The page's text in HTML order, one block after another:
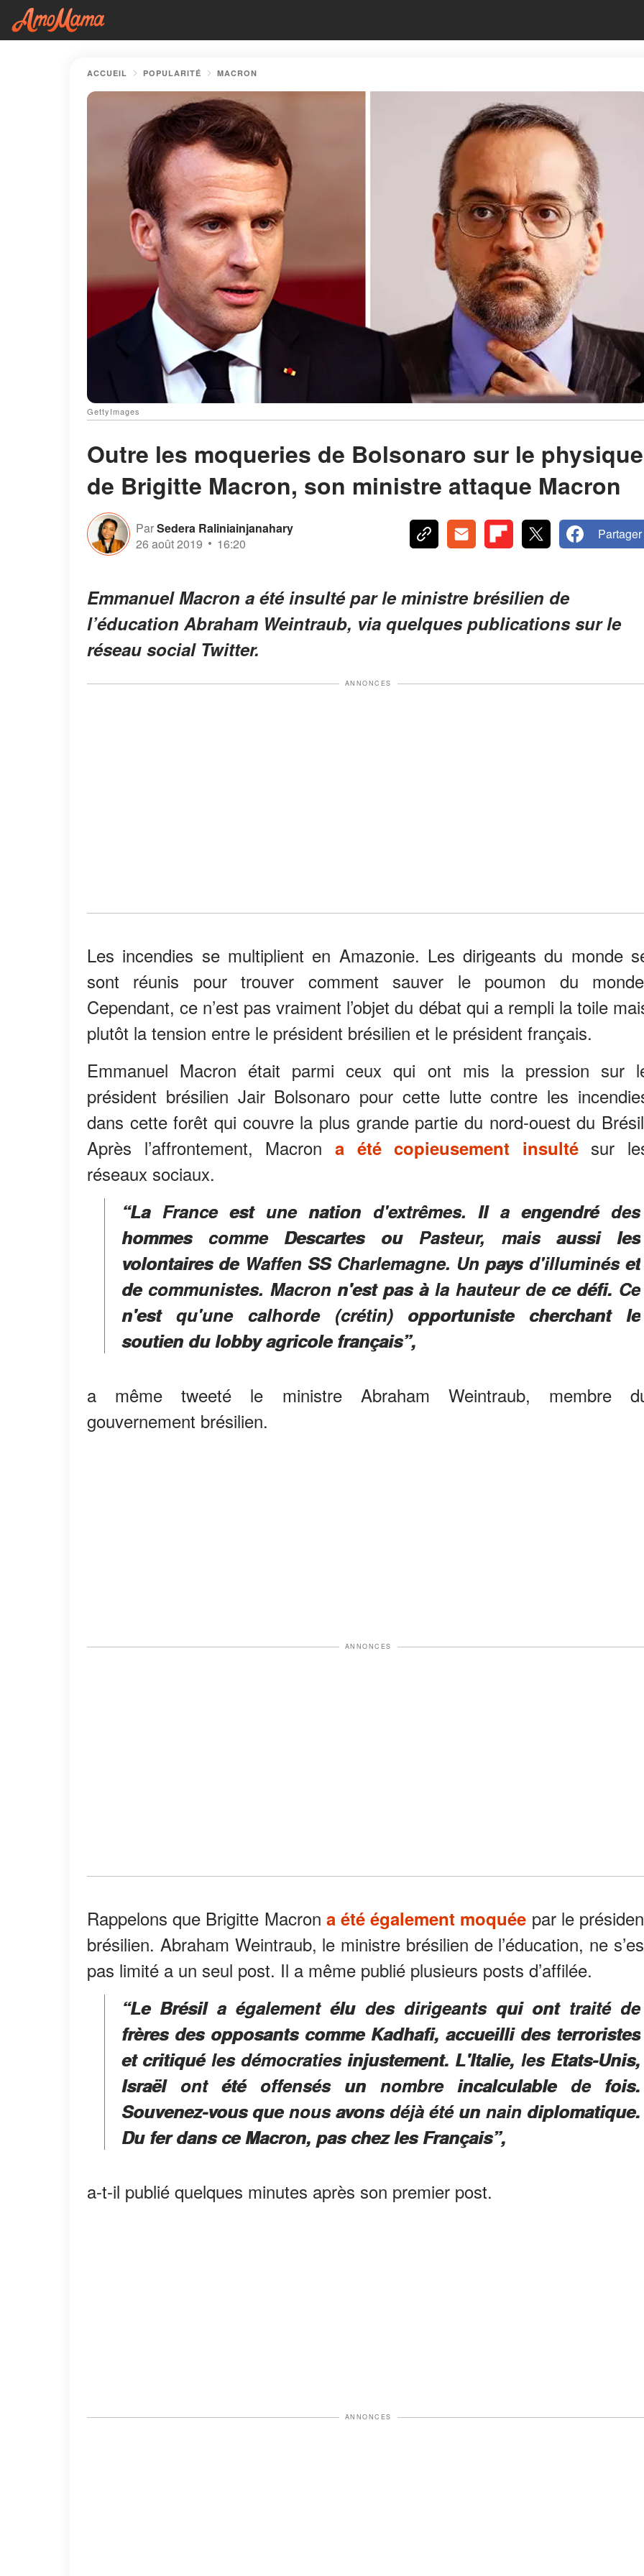
ACCUEIL POPULARITÉ MACRON
GettyImages
Outre les moqueries de Bolsonaro sur le physique
de Brigitte Macron, son ministre attaque Macron
ParSedera Raliniainjanahary
26 août 2019
16:20
Partager
Emmanuel Macron a été insulté par le ministre brésilien de
l’éducation Abraham Weintraub, via quelques publications sur le
réseau social Twitter.
ANNONCES
Les incendies se multiplient en Amazonie. Les dirigeants du monde
sont réunis pour trouver comment sauver le poumon du
Cependant, ce n’est pas vraiment l’objet du débat qui a rempli la toile
plutôt la tension entre le président brésilien et le président français.
Emmanuel Macron était parmi ceux qui ont mis la pression sur
président brésilien Jair Bolsonaro pour cette lutte contre les
dans cette forêt qui couvre la plus grande partie du nord-ouest du
Après l’affrontement, Macron a été copieusement insultésur
réseaux sociaux.
“La France est une nation d'extrêmes. Il a engendré des
hommes comme Descartes ou Pasteur, mais aussi les
volontaires de Waffen SS Charlemagne. Un pays d'illuminés et
de communistes. Macron n'est pas à la hauteur de ce défi. Ce
n'est qu'une calhorde (crétin) opportuniste cherchant le
soutien du lobby agricole français”,
a même tweeté le ministre Abraham Weintraub, membre
gouvernement brésilien.
ANNONCES
Rappelons que Brigitte Macron a été également moquée par le
brésilien. Abraham Weintraub, le ministre brésilien de l’éducation, ne
pas limité a un seul post. Il a même publié plusieurs posts d’affilée.
“Le Brésil a également élu des dirigeants qui ont traité de
frères des opposants comme Kadhafi, accueilli des terroristes
et critiqué les démocraties injustement. L'Italie, les Etats-Unis,
Israël ont été offensés un nombre incalculable de fois.
Souvenez-vous que nous avons déjà été un nain diplomatique.
Du fer dans ce Macron, pas chez les Français”,
a-t-il publié quelques minutes après son premier post.
ANNONCES